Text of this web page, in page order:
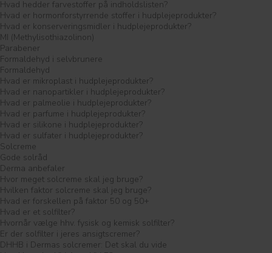
Hvad hedder farvestoffer på indholdslisten?
Hvad er hormonforstyrrende stoffer i hudplejeprodukter?
Hvad er konserveringsmidler i hudplejeprodukter?
MI (Methylisothiazolinon)
Parabener
Formaldehyd i selvbrunere
Formaldehyd
Hvad er mikroplast i hudplejeprodukter?
Hvad er nanopartikler i hudplejeprodukter?
Hvad er palmeolie i hudplejeprodukter?
Hvad er parfume i hudplejeprodukter?
Hvad er silikone i hudplejeprodukter?
Hvad er sulfater i hudplejeprodukter?
Solcreme
Gode solråd
Derma anbefaler
Hvor meget solcreme skal jeg bruge?
Hvilken faktor solcreme skal jeg bruge?
Hvad er forskellen på faktor 50 og 50+
Hvad er et solfilter?
Hvornår vælge hhv. fysisk og kemisk solfilter?
Er der solfilter i jeres ansigtscremer?
DHHB i Dermas solcremer: Det skal du vide